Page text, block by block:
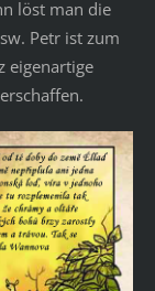
löst man die
Petr ist zum
eigenartige